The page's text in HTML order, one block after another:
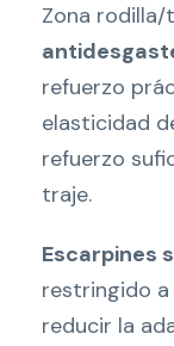
Zona rodilla/
refuerzo
elasticidad
refuerzo
traje.
Escarpines
restringido a
reducir la